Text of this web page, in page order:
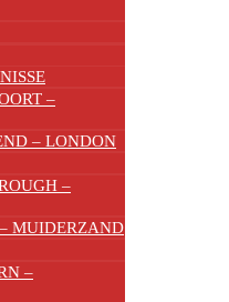
–
– LONDON
–
MUIDERZAND
–